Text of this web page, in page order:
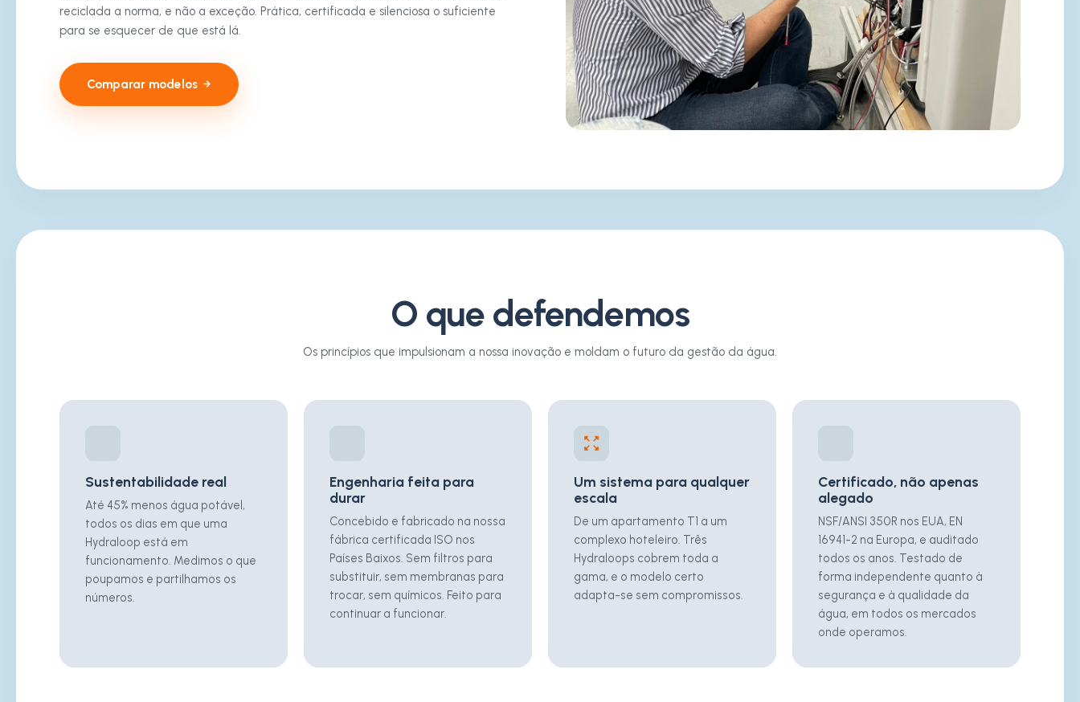
reciclada a norma, e não a exceção. Prática, certificada e silenciosa o suficiente
para se esquecer de que está lá.
Comparar modelos
O que defendemos
Os princípios que impulsionam a nossa inovação e moldam o futuro da gestão da água.
Sustentabilidade real
Até 45% menos água potável,
todos os dias em que uma
Hydraloop está em
funcionamento. Medimos o que
poupamos e partilhamos os
números.
Engenharia feita para
durar
Concebido e fabricado na nossa
fábrica certificada ISO nos
Países Baixos. Sem filtros para
substituir, sem membranas para
trocar, sem químicos. Feito para
continuar a funcionar.
Um sistema para qualquer
escala
De um apartamento T1 a um
complexo hoteleiro. Três
Hydraloops cobrem toda a
gama, e o modelo certo
adapta-se sem compromissos.
Certificado, não apenas
alegado
NSF/ANSI 350R nos EUA, EN
16941-2 na Europa, e auditado
todos os anos. Testado de
forma independente quanto à
segurança e à qualidade da
água, em todos os mercados
onde operamos.